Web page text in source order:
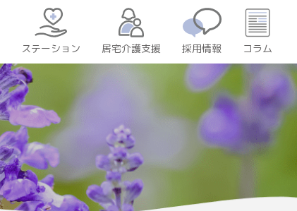
ステーション 居宅介護支援 採用情報 コラム